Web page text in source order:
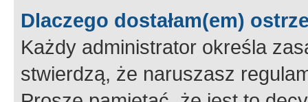
Dlaczego dostałam(em)
Każdy administrator określa
stwierdzą, że naruszasz